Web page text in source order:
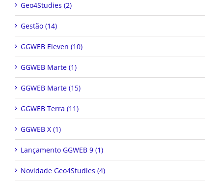
Geo4Studies (2)
Gestão (14)
GGWEB Eleven (10)
GGWEB Marte (1)
GGWEB Marte (15)
GGWEB Terra (11)
GGWEB X (1)
Lançamento GGWEB 9 (1)
Novidade Geo4Studies (4)